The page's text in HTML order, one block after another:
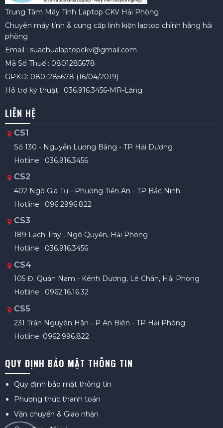
Trung Tâm Máy Tính Laptop CKV Hải Phòng
Chuyên máy tính & cung cấp linh kiện laptop chính hãng hải
phòng
Email : suachualaptopckv@gmail.com
Mã Số Thuế : 0801285678
GPKD: 0801285678 (16/04/2019)
Hỗ trợ kỹ thuật : 036.916.3456-MR-Lăng
LIÊN HỆ
CS1
Số 130 - Nguyễn Lương Bằng - TP Hải Dương
Hotline : 036.916.3456
CS2
402 Ngô Gia Tự - Phường Tiền An - TP Bắc Ninh
Hotline : 096 2996.822
CS3
189 Lạch Tray , Ngô Quyền, Hải Phòng
Hotline : 036.916.3456
CS4
105 Đ. Quán Nam - Kênh Dương, Lê Chân, Hải Phòng
Hotline : 0962.16.16.32
CS5
231 Trần Nguyên Hãn - P An Biên - TP Hải Phòng
Hotline :0962.996.822
QUY ĐỊNH BẢO MẬT THÔNG TIN
Quy định bảo mật thông tin
Phương thức thanh toán
Vận chuyển & Giao nhận